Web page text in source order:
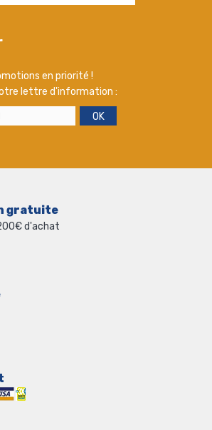
en priorité !
lettre d'information :
OK
gratuite
d'achat